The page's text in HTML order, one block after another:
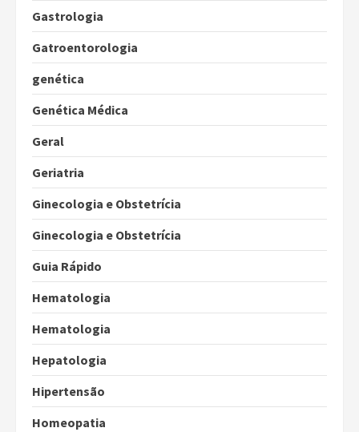
Gastrologia
Gatroentorologia
genética
Genética Médica
Geral
Geriatria
Ginecologia e Obstetrícia
Ginecologia e Obstetrícia
Guia Rápido
Hematologia
Hematologia
Hepatologia
Hipertensão
Homeopatia